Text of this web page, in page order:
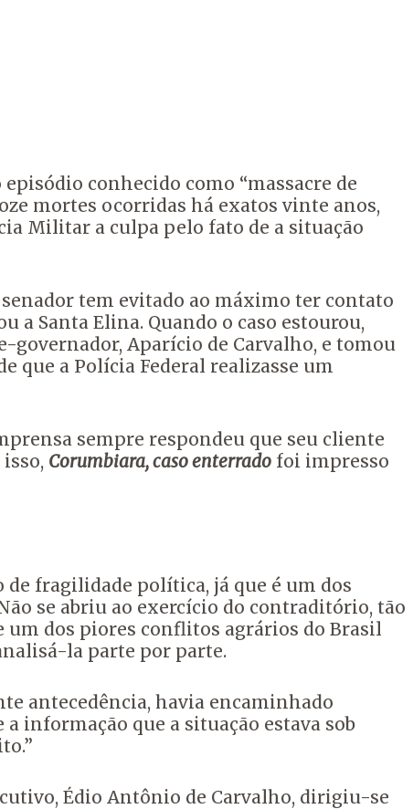
conhecido como “massacre de
mortes ocorridas há exatos vinte anos,
Militar a culpa pelo fato de a situação
tem evitado ao máximo ter contato
a Santa Elina. Quando o caso estourou,
governador, Aparício de Carvalho, e tomou
que a Polícia Federal realizasse um
sempre respondeu que seu cliente
Corumbiara, caso enterrado foi impresso
fragilidade política, já que é um dos
se abriu ao exercício do contraditório, tão
um dos piores conflitos agrários do Brasil
la parte por parte.
antecedência, havia encaminhado
informação que a situação estava sob
Édio Antônio de Carvalho, dirigiu-se